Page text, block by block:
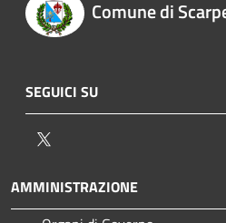
Comune di
SEGUICI SU
AMMINISTRAZIONE